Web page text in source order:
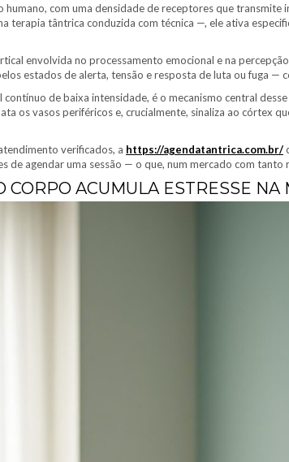
com uma densidade de receptores que
tântrica conduzida com técnica —, ele ativa
envolvida no processamento emocional e na
estados de alerta, tensão e resposta de luta ou fuga —
de baixa intensidade, é o mecanismo central
os vasos periféricos e, crucialmente, sinaliza ao córtex
verificados, a https://agendatantrica.com.br/
agendar uma sessão — o que, num mercado com tanto
CORPO ACUMULA ESTRESSE NA